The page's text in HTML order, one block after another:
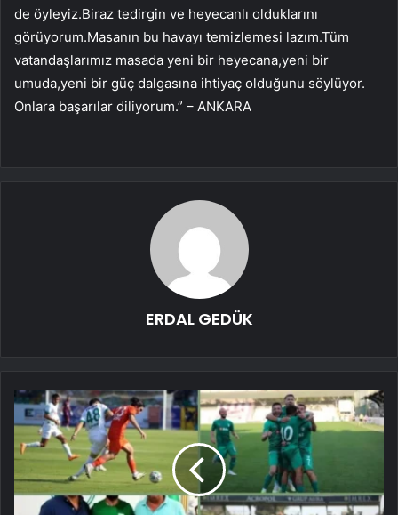
de öyleyiz.Biraz tedirgin ve heyecanlı olduklarını
görüyorum.Masanın bu havayı temizlemesi lazım.Tüm
vatandaşlarımız masada yeni bir heyecana,yeni bir
umuda,yeni bir güç dalgasına ihtiyaç olduğunu söylüyor.
Onlara başarılar diliyorum.” – ANKARA
ERDAL GEDÜK